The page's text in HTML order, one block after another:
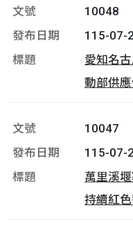
10048
115-07-
愛知名
動部供
10047
115-07-
萬里溪
持續紅